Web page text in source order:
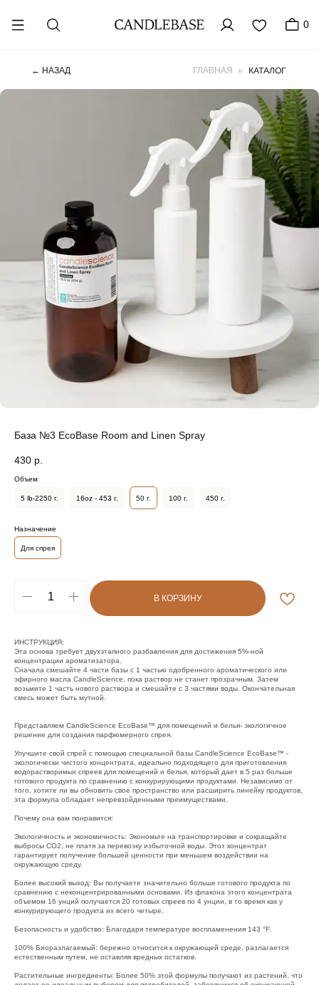
← НАЗАД ГЛАВНАЯ КАТАЛОГ
»
База №3 EcoBase Room and Linen Spray
430 р.
Объем
5 lb-2250 г. 16oz - 453 г. 50 г. 100 г. 450 г.
Назначение
Для спрея
В КОРЗИНУ
ИНСТРУКЦИЯ:
Эта основа требует двухэтапного разбавления для достижения 5%-ной
концентрации ароматизатора.
Сначала смешайте 4 части базы с 1 частью одобренного ароматического или
эфирного масла CandleScience, пока раствор не станет прозрачным. Затем
возьмите 1 часть нового раствора и смешайте с 3 частями воды. Окончательная
смесь может быть мутной.
Представляем CandleScience EcoBase™ для помещений и белья- экологичное
решение для создания парфюмерного спрея.
Улучшите свой спрей с помощью специальной базы CandleScience EcoBase™ -
экологически чистого концентрата, идеально подходящего для приготовления
водорастворимых спреев для помещений и белья, который дает в 5 раз больше
готового продукта по сравнению с конкурирующими продуктами. Независимо от
того, хотите ли вы обновить свое пространство или расширить линейку продуктов,
эта формула обладает непревзойденными преимуществами.
Почему она вам понравится:
Экологичность и экономичность: Экономьте на транспортировке и сокращайте
выбросы CO2, не платя за перевозку избыточной воды. Этот концентрат
гарантирует получение большей ценности при меньшем воздействии на
окружающую среду.
Более высокий выход: Вы получаете значительно больше готового продукта по
сравнению с неконцентрированными основами. Из флакона этого концентрата
объемом 16 унций получается 20 готовых спреев по 4 унции, в то время как у
конкурирующего продукта их всего четыре.
Безопасность и удобство: Благодаря температуре воспламенения 143 °F.
100% Биоразлагаемый: бережно относится к окружающей среде, разлагается
естественным путем, не оставляя вредных остатков.
Растительные ингредиенты: Более 50% этой формулы получают из растений, что